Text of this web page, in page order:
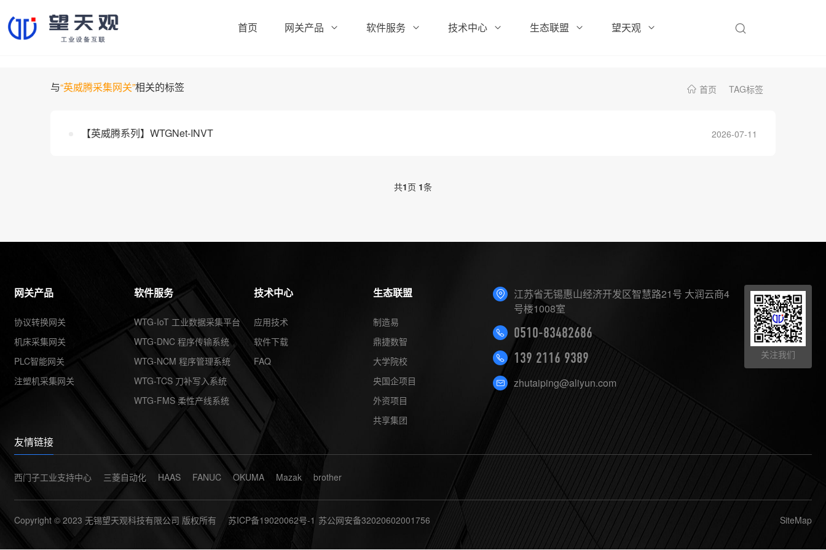
首页 网关产品
机床采集网关
软件服务 技术中心 生态联盟
外资项目
望天观
与“英威腾采集网关”相关的标签 首页 TAG标签
【英威腾系列】WTGNet-INVT 2026-07-11
共1页 1条
网关产品
协议转换网关
机床采集网关
PLC智能网关
注塑机采集网关
软件服务
WTG-IoT 工业数据采集平台
WTG-DNC 程序传输系统
WTG-NCM 程序管理系统
WTG-TCS 刀补写入系统
WTG-FMS 柔性产线系统
技术中心
应用技术
软件下载
FAQ
生态联盟
制造易
鼎捷数智
大学院校
央国企项目
外资项目
共享集团
江苏省无锡惠山经济开发区智慧路21号 大润云商4
号楼1008室
0510-83482686
139 2116 9389
zhutaiping@aliyun.com
关注我们
友情链接
西门子工业支持中心 三菱自动化 HAAS FANUC OKUMA Mazak brother
Copyright © 2023 无锡望天观科技有限公司 版权所有 苏ICP备19020062号-1 苏公网安备32020602001756 SiteMap
AI智能助手 转人工 ×
您好，我是望天观智能助手，很高兴为您服务
3.网关与软采方案如何选择？